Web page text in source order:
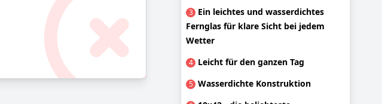
3 Ein leichtes und wasserdichtes
Fernglas für klare Sicht bei jedem
Wetter
4 Leicht für den ganzen Tag
5 Wasserdichte Konstruktion